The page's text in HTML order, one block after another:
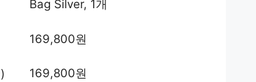
Bag Silver, 1개
169,800원
169,800원